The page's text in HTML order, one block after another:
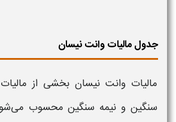
جدول مالیات وانت نیسان
مالیات وانت نیسان بخشی از مالیات
سنگین و نیمه‌ سنگین محسوب